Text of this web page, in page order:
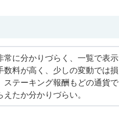
常に分かりづらく、一覧で表示
数料が高く、少しの変動では損
ステーキング報酬もどの通貨で
えたか分かりづらい。